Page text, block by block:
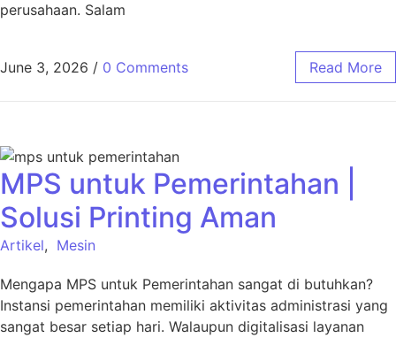
perusahaan. Salam
June 3, 2026 / 0 Comments Read More
MPS untuk Pemerintahan |
Solusi Printing Aman
Artikel, Mesin
Mengapa MPS untuk Pemerintahan sangat di butuhkan?
Instansi pemerintahan memiliki aktivitas administrasi yang
sangat besar setiap hari. Walaupun digitalisasi layanan